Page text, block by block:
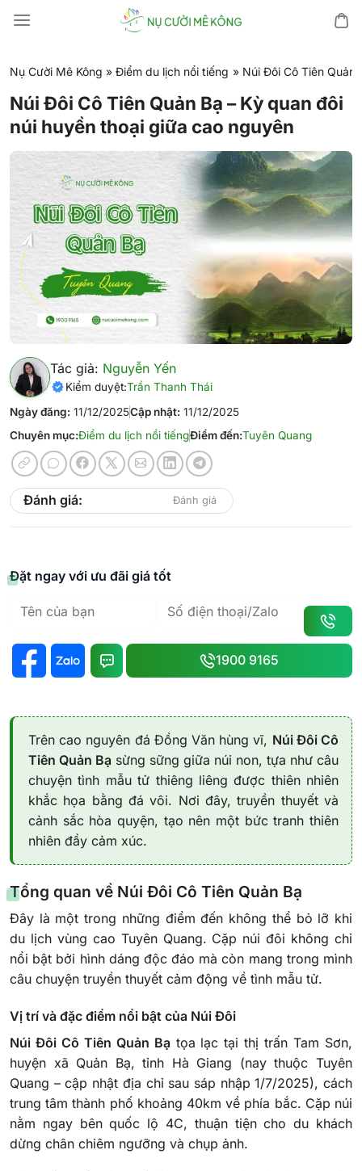
đến
dung
Nụ Cười Mê Kông » Điểm du lịch nổi tiếng » Núi Đôi Cô Tiên Quản
Núi Đôi Cô Tiên Quản Bạ – Kỳ quan đôi
núi huyền thoại giữa cao nguyên
Tác giả: Nguyễn Yến
Kiểm duyệt:Trần Thanh Thái
Ngày đăng: 11/12/2025Cập nhật: 11/12/2025
Chuyên mục:Điểm du lịch nổi tiếngĐiểm đến:Tuyên Quang
Đánh giá: Đánh giá
Đặt ngay với ưu đãi giá tốt
1900 9165
Trên cao nguyên đá Đồng Văn hùng vĩ, Núi Đôi Cô
Tiên Quản Bạ sừng sững giữa núi non, tựa như câu
chuyện tình mẫu tử thiêng liêng được thiên nhiên
khắc họa bằng đá vôi. Nơi đây, truyền thuyết và
cảnh sắc hòa quyện, tạo nên một bức tranh thiên
nhiên đầy cảm xúc.
Tổng quan về Núi Đôi Cô Tiên Quản Bạ
Đây là một trong những điểm đến không thể bỏ lỡ khi
du lịch vùng cao Tuyên Quang. Cặp núi đôi không chỉ
nổi bật bởi hình dáng độc đáo mà còn mang trong mình
câu chuyện truyền thuyết cảm động về tình mẫu tử.
Vị trí và đặc điểm nổi bật của Núi Đôi
Núi Đôi Cô Tiên Quản Bạtọa lạc tại thị trấn Tam Sơn,
huyện xã Quản Bạ, tỉnh Hà Giang (nay thuộc Tuyên
Quang – cập nhật địa chỉ sau sáp nhập 1/7/2025), cách
trung tâm thành phố khoảng 40km về phía bắc. Cặp núi
nằm ngay bên quốc lộ 4C, thuận tiện cho du khách
dừng chân chiêm ngưỡng và chụp ảnh.